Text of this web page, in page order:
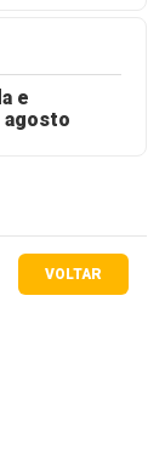
e
agosto
VOLTAR